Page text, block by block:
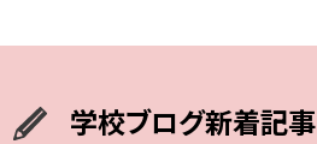
学校ブログ新着記事